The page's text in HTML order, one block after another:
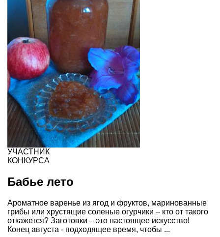
УЧАСТНИК
КОНКУРСА
Бабье лето
Ароматное варенье из ягод и фруктов, маринованные
грибы или хрустящие соленые огурчики – кто от такого
откажется? Заготовки – это настоящее искусство!
Конец августа - подходящее время, чтобы ...